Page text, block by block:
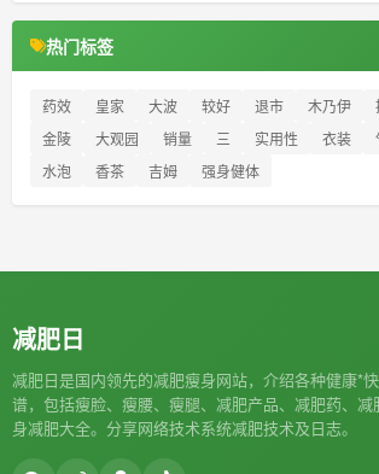
热门标签
药效 皇家 大波 较好 退市 木乃伊
金陵
大观园 销量 三 实用性 衣装
水泡
香茶 吉姆 强身健体
减肥日
减肥日是国内领先的减肥瘦身网站，介绍各种健康*
谱，包括瘦脸、瘦腰、瘦腿、减肥产品、减肥药、
身减肥大全。分享网络技术系统减肥技术及日志。